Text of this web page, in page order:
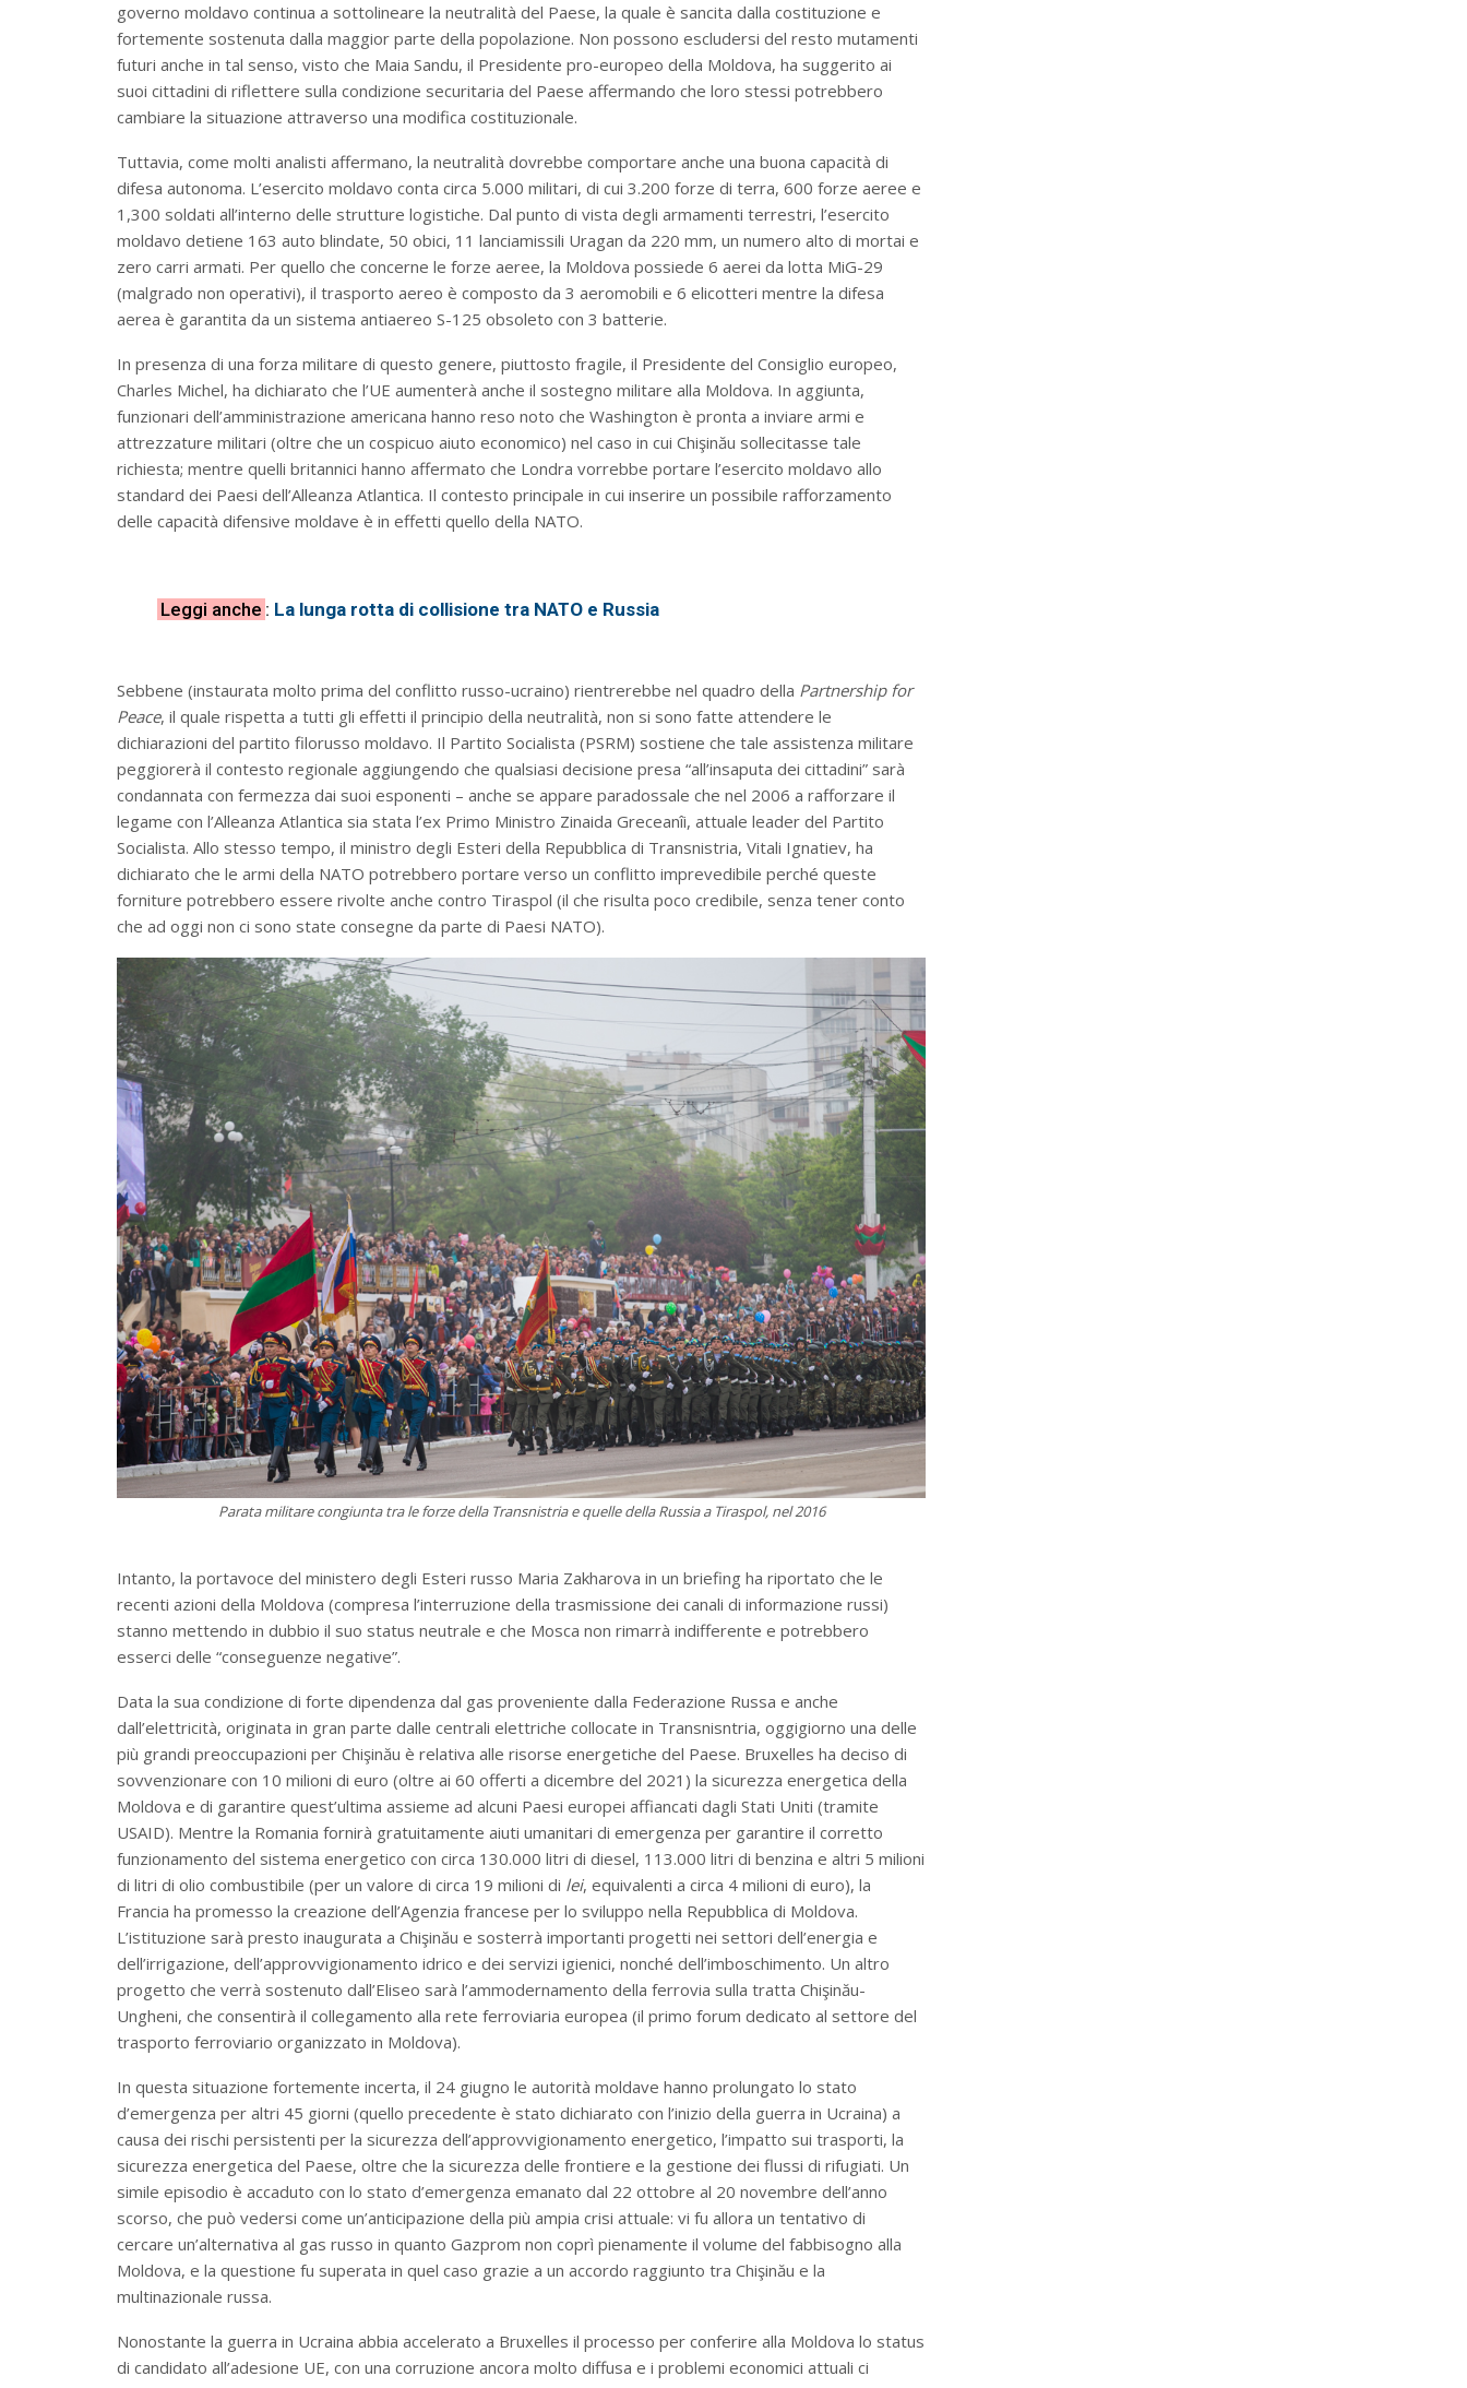
governo moldavo continua a sottolineare la neutralità del Paese, la quale è sancita dalla costituzione e
fortemente sostenuta dalla maggior parte della popolazione. Non possono escludersi del resto mutamenti
futuri anche in tal senso, visto che Maia Sandu, il Presidente pro-europeo della Moldova, ha suggerito ai
suoi cittadini di riflettere sulla condizione securitaria del Paese affermando che loro stessi potrebbero
cambiare la situazione attraverso una modifica costituzionale.
Tuttavia, come molti analisti affermano, la neutralità dovrebbe comportare anche una buona capacità di
difesa autonoma. L’esercito moldavo conta circa 5.000 militari, di cui 3.200 forze di terra, 600 forze aeree e
1,300 soldati all’interno delle strutture logistiche. Dal punto di vista degli armamenti terrestri, l’esercito
moldavo detiene 163 auto blindate, 50 obici, 11 lanciamissili Uragan da 220 mm, un numero alto di mortai e
zero carri armati. Per quello che concerne le forze aeree, la Moldova possiede 6 aerei da lotta MiG-29
(malgrado non operativi), il trasporto aereo è composto da 3 aeromobili e 6 elicotteri mentre la difesa
aerea è garantita da un sistema antiaereo S-125 obsoleto con 3 batterie.
In presenza di una forza militare di questo genere, piuttosto fragile, il Presidente del Consiglio europeo,
Charles Michel, ha dichiarato che l’UE aumenterà anche il sostegno militare alla Moldova. In aggiunta,
funzionari dell’amministrazione americana hanno reso noto che Washington è pronta a inviare armi e
attrezzature militari (oltre che un cospicuo aiuto economico) nel caso in cui Chişinău sollecitasse tale
richiesta; mentre quelli britannici hanno affermato che Londra vorrebbe portare l’esercito moldavo allo
standard dei Paesi dell’Alleanza Atlantica. Il contesto principale in cui inserire un possibile rafforzamento
delle capacità difensive moldave è in effetti quello della NATO.
Leggi anche : La lunga rotta di collisione tra NATO e Russia
Sebbene (instaurata molto prima del conflitto russo-ucraino) rientrerebbe nel quadro della Partnership for
Peace, il quale rispetta a tutti gli effetti il principio della neutralità, non si sono fatte attendere le
dichiarazioni del partito filorusso moldavo. Il Partito Socialista (PSRM) sostiene che tale assistenza militare
peggiorerà il contesto regionale aggiungendo che qualsiasi decisione presa “all’insaputa dei cittadini” sarà
condannata con fermezza dai suoi esponenti – anche se appare paradossale che nel 2006 a rafforzare il
legame con l’Alleanza Atlantica sia stata l’ex Primo Ministro Zinaida Greceanîi, attuale leader del Partito
Socialista. Allo stesso tempo, il ministro degli Esteri della Repubblica di Transnistria, Vitali Ignatiev, ha
dichiarato che le armi della NATO potrebbero portare verso un conflitto imprevedibile perché queste
forniture potrebbero essere rivolte anche contro Tiraspol (il che risulta poco credibile, senza tener conto
che ad oggi non ci sono state consegne da parte di Paesi NATO).
Parata militare congiunta tra le forze della Transnistria e quelle della Russia a Tiraspol, nel 2016
Intanto, la portavoce del ministero degli Esteri russo Maria Zakharova in un briefing ha riportato che le
recenti azioni della Moldova (compresa l’interruzione della trasmissione dei canali di informazione russi)
stanno mettendo in dubbio il suo status neutrale e che Mosca non rimarrà indifferente e potrebbero
esserci delle “conseguenze negative”.
Data la sua condizione di forte dipendenza dal gas proveniente dalla Federazione Russa e anche
dall’elettricità, originata in gran parte dalle centrali elettriche collocate in Transnisntria, oggigiorno una delle
più grandi preoccupazioni per Chişinău è relativa alle risorse energetiche del Paese. Bruxelles ha deciso di
sovvenzionare con 10 milioni di euro (oltre ai 60 offerti a dicembre del 2021) la sicurezza energetica della
Moldova e di garantire quest’ultima assieme ad alcuni Paesi europei affiancati dagli Stati Uniti (tramite
USAID). Mentre la Romania fornirà gratuitamente aiuti umanitari di emergenza per garantire il corretto
funzionamento del sistema energetico con circa 130.000 litri di diesel, 113.000 litri di benzina e altri 5 milioni
di litri di olio combustibile (per un valore di circa 19 milioni di lei, equivalenti a circa 4 milioni di euro), la
Francia ha promesso la creazione dell’Agenzia francese per lo sviluppo nella Repubblica di Moldova.
L’istituzione sarà presto inaugurata a Chişinău e sosterrà importanti progetti nei settori dell’energia e
dell’irrigazione, dell’approvvigionamento idrico e dei servizi igienici, nonché dell’imboschimento. Un altro
progetto che verrà sostenuto dall’Eliseo sarà l’ammodernamento della ferrovia sulla tratta Chişinău-
Ungheni, che consentirà il collegamento alla rete ferroviaria europea (il primo forum dedicato al settore del
trasporto ferroviario organizzato in Moldova).
In questa situazione fortemente incerta, il 24 giugno le autorità moldave hanno prolungato lo stato
d’emergenza per altri 45 giorni (quello precedente è stato dichiarato con l’inizio della guerra in Ucraina) a
causa dei rischi persistenti per la sicurezza dell’approvvigionamento energetico, l’impatto sui trasporti, la
sicurezza energetica del Paese, oltre che la sicurezza delle frontiere e la gestione dei flussi di rifugiati. Un
simile episodio è accaduto con lo stato d’emergenza emanato dal 22 ottobre al 20 novembre dell’anno
scorso, che può vedersi come un’anticipazione della più ampia crisi attuale: vi fu allora un tentativo di
cercare un’alternativa al gas russo in quanto Gazprom non coprì pienamente il volume del fabbisogno alla
Moldova, e la questione fu superata in quel caso grazie a un accordo raggiunto tra Chişinău e la
multinazionale russa.
Nonostante la guerra in Ucraina abbia accelerato a Bruxelles il processo per conferire alla Moldova lo status
di candidato all’adesione UE, con una corruzione ancora molto diffusa e i problemi economici attuali ci